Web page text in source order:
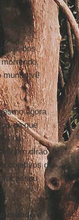
dos
mundo vê
agora
do que
na
dirão
objetivos de
mundo e